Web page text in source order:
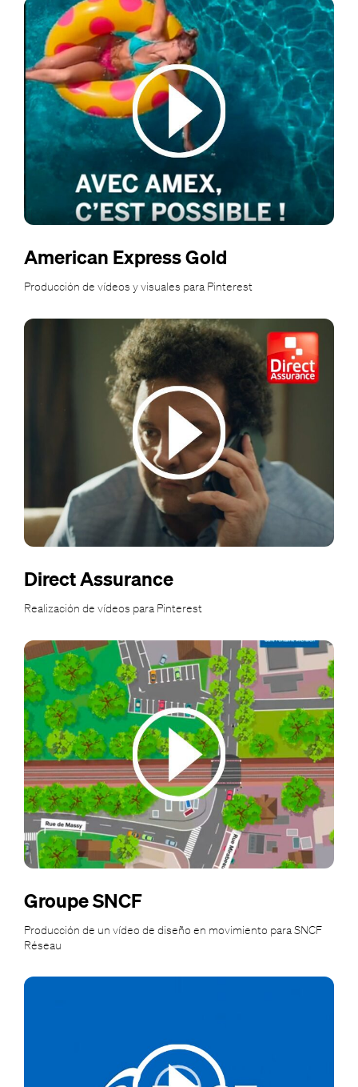
American Express Gold
Producción de vídeos y visuales para Pinterest
Direct Assurance
Realización de vídeos para Pinterest
Groupe SNCF
Producción de un vídeo de diseño en movimiento para SNCF
Réseau